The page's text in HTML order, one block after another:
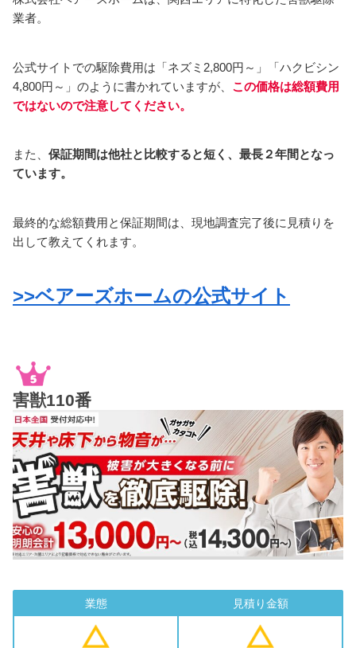
業者。
公式サイトでの駆除費用は「ネズミ2,800円～」「ハクビシン
4,800円～」のように書かれていますが、 この価格は総額費用
ではないので注意してください。
また、 保証期間は他社と比較すると短く、最長２年間となっ
ています。
最終的な総額費用と保証期間は、現地調査完了後に見積りを
出して教えてくれます。
>>ベアーズホームの公式サイト
害獣110番
業態 見積り金額